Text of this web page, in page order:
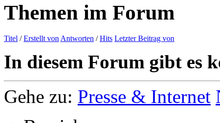
Themen im Forum
Titel /Erstellt von Antworten /Hits Letzter Beitrag von
In diesem Forum gibt es
Gehe zu: Presse & Internet